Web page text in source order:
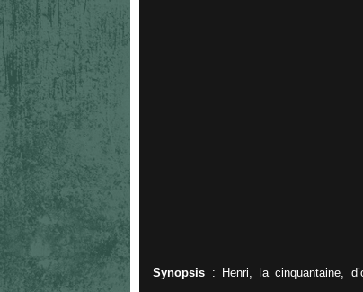
Synopsis : Henri, la cinquantaine,